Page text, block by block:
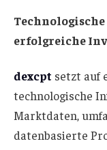
erfolgreiche
dexcpt setzt auf
technologische
Marktdaten,
datenbasierte